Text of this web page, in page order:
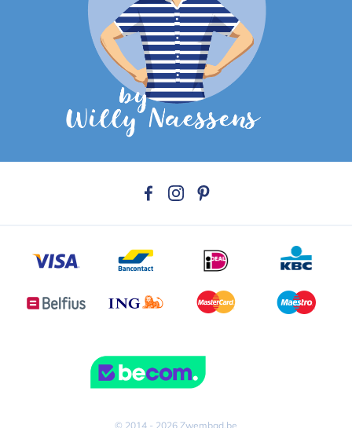
© 2014 - 2026 Zwembad.be